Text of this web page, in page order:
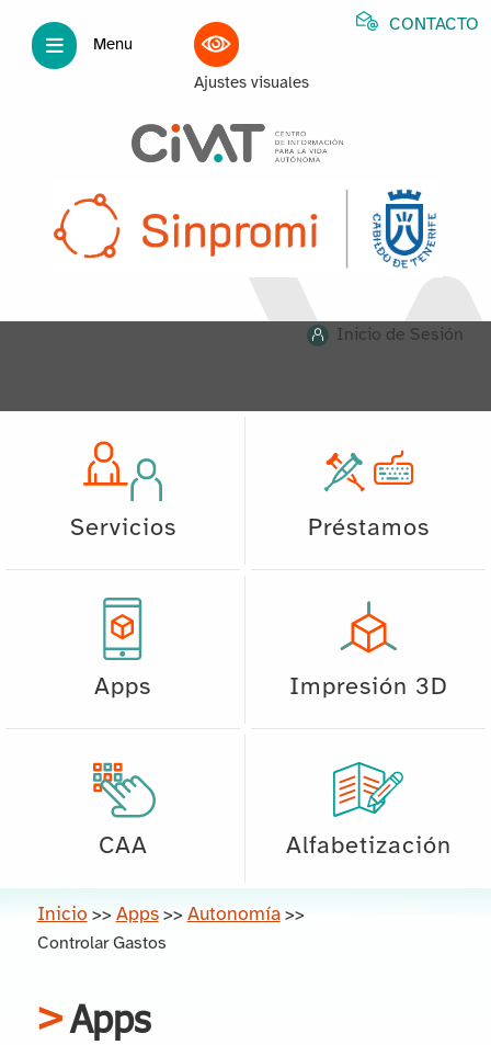
Menu
Ajustes visuales
CONTACTO
Inicio de Sesión
Servicios Préstamos
Apps Impresión 3D
CAA Alfabetización
Inicio >> Apps >> Autonomía >>
Controlar Gastos
Apps